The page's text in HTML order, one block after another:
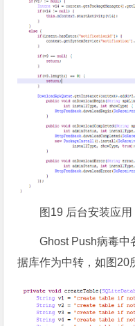
图19 后台安装应用
Ghost Push病毒中
据库作为中转，如图20